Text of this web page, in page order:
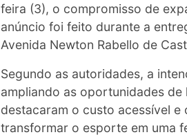
feira (3), o compromisso de
anúncio foi feito durante a
Avenida Newton Rabello de
Segundo as autoridades, a
ampliando as oportunidades
destacaram o custo acessível
transformar o esporte em uma